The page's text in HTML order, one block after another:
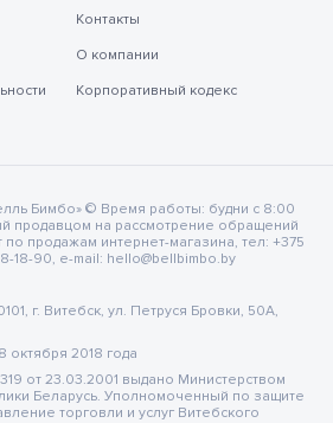
Контакты
О компании
Корпоративный кодекс
Бимбо» © Время работы: будни с 8:00
продавцом на рассмотрение обращений
по продажам интернет-магазина, тел: +375
18-90, e-mail: hello@bellbimbo.by
г. Витебск, ул. Петруся Бровки, 50А,
октября 2018 года
от 23.03.2001 выдано Министерством
Беларусь. Уполномоченный по защите
торговли и услуг Витебского